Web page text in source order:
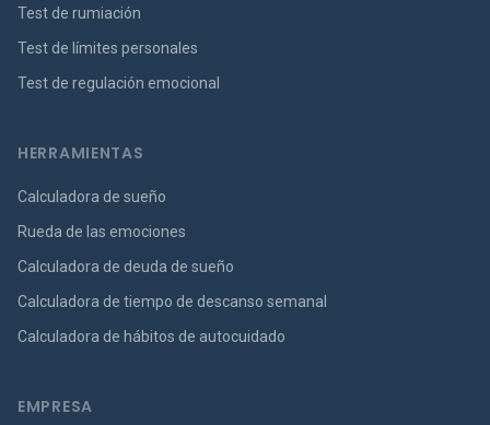
Test de rumiación
Test de límites personales
Test de regulación emocional
HERRAMIENTAS
Calculadora de sueño
Rueda de las emociones
Calculadora de deuda de sueño
Calculadora de tiempo de descanso semanal
Calculadora de hábitos de autocuidado
EMPRESA